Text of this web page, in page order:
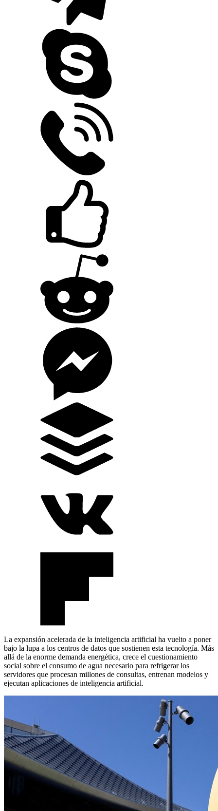
La expansión acelerada de la inteligencia artificial ha vuelto a poner
bajo la lupa a los centros de datos que sostienen esta tecnología. Más
allá de la enorme demanda energética, crece el cuestionamiento
social sobre el consumo de agua necesario para refrigerar los
servidores que procesan millones de consultas, entrenan modelos y
ejecutan aplicaciones de inteligencia artificial.